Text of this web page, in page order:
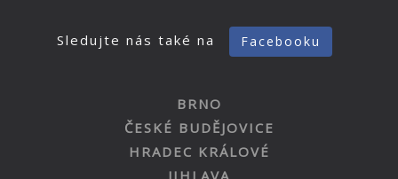
Sledujte nás také na Facebooku
BRNO
ČESKÉ BUDĚJOVICE
HRADEC KRÁLOVÉ
JIHLAVA